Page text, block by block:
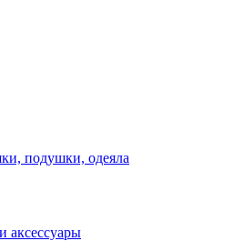
подушки, одеяла
аксессуары